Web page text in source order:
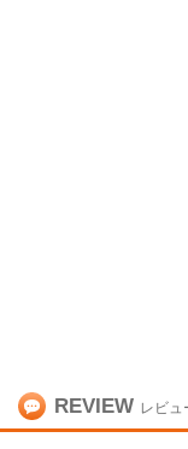
REVIEW レビュ